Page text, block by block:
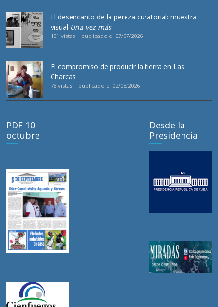
El desencanto de la pereza curatorial: muestra
visual Una vez más
101 vistas | publicado el 27/07/2026
El compromiso de producir la tierra en Las
Charcas
78 vistas | publicado el 02/08/2026
PDF 10
octubre
Desde la
Presidencia